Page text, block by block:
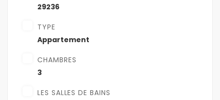
29236
TYPE
Appartement
CHAMBRES
3
LES SALLES DE BAINS